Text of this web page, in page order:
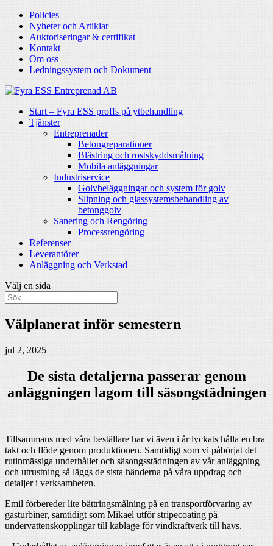
Policies
Nyheter och Artiklar
Auktoriseringar & certifikat
Kontakt
Om oss
Ledningssystem och Dokument
Start – Fyra ESS proffs på ytbehandling
Tjänster
Entreprenader
Betongreparationer
Blästring och rostskyddsmålning
Mobila anläggningar
Industriservice
Golvbeläggningar och system för golv
Slipning och glassystemsbehandling av
betonggolv
Sanering och Rengöring
Processrengöring
Referenser
Leverantörer
Anläggning och Verkstad
Välj en sida
Välplanerat inför semestern
jul 2, 2025
De sista detaljerna passerar genom
anläggningen lagom till säsongstädningen
Tillsammans med våra beställare har vi även i år lyckats hålla en bra
takt och flöde genom produktionen. Samtidigt som vi påbörjat det
rutinmässiga underhållet och säsongsstädningen av vår anläggning
och utrustning så läggs de sista händerna på våra uppdrag och
detaljer i verksamheten.
Emil förbereder lite bättringsmålning på en transportförvaring av
gasturbiner, samtidigt som Mikael utför stripecoating på
undervattenskopplingar till kablage för vindkraftverk till havs.